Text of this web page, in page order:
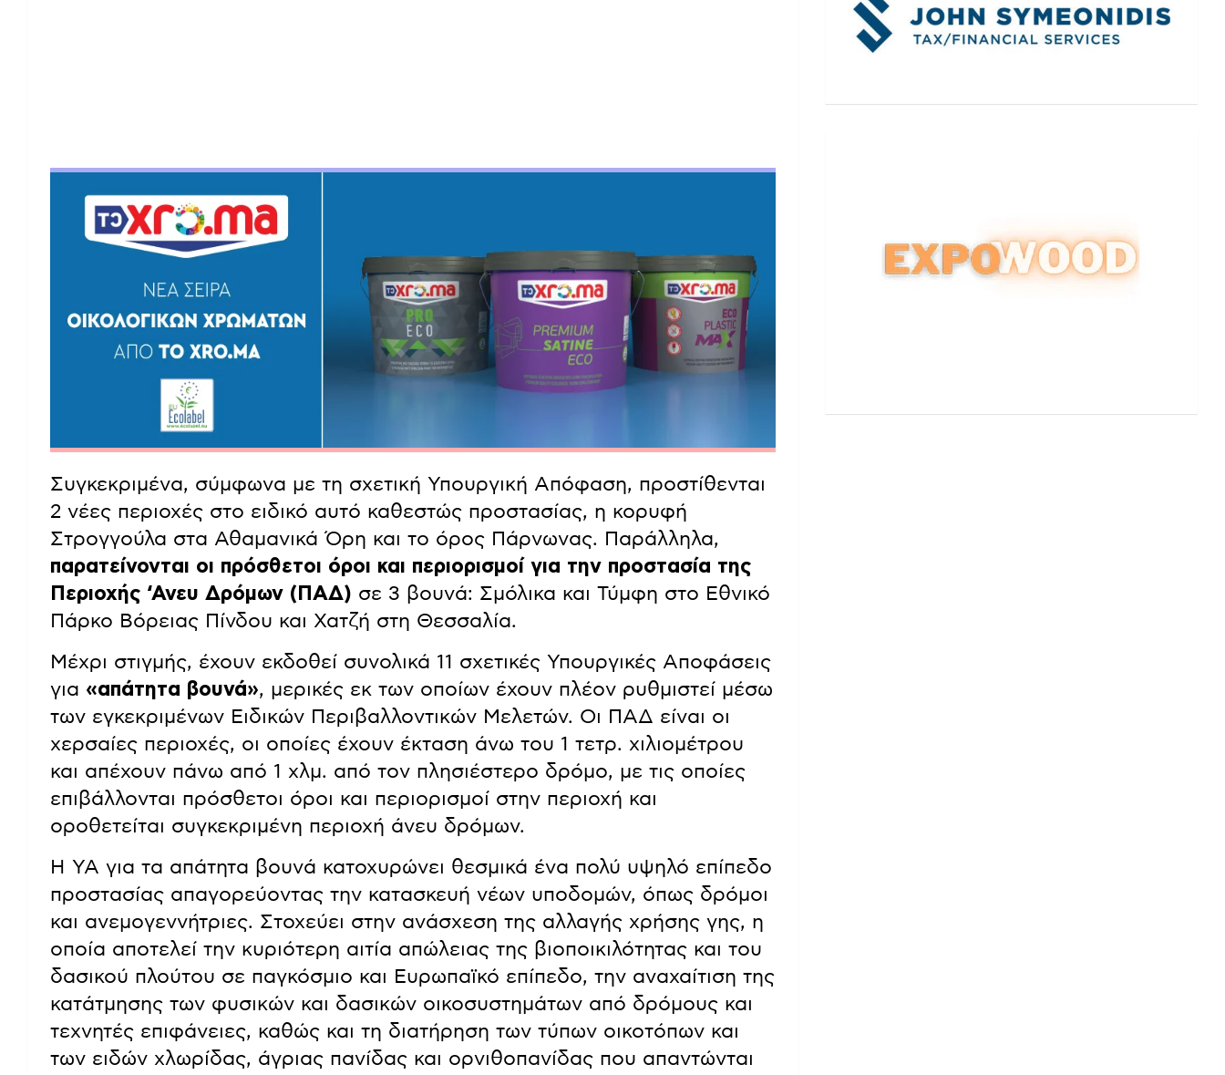
Συγκεκριμένα, σύμφωνα με τη σχετική Υπουργική Απόφαση, προστίθενται
2 νέες περιοχές στο ειδικό αυτό καθεστώς προστασίας, η κορυφή
Στρογγούλα στα Αθαμανικά Όρη και το όρος Πάρνωνας. Παράλληλα,
παρατείνονται οι πρόσθετοι όροι και περιορισμοί για την προστασία της
Περιοχής ‘Ανευ Δρόμων (ΠΑΔ) σε 3 βουνά: Σμόλικα και Τύμφη στο Εθνικό
Πάρκο Βόρειας Πίνδου και Χατζή στη Θεσσαλία.
Μέχρι στιγμής, έχουν εκδοθεί συνολικά 11 σχετικές Υπουργικές Αποφάσεις
για «απάτητα βουνά», μερικές εκ των οποίων έχουν πλέον ρυθμιστεί μέσω
των εγκεκριμένων Ειδικών Περιβαλλοντικών Μελετών. Οι ΠΑΔ είναι οι
χερσαίες περιοχές, οι οποίες έχουν έκταση άνω του 1 τετρ. χιλιομέτρου
και απέχουν πάνω από 1 χλμ. από τον πλησιέστερο δρόμο, με τις οποίες
επιβάλλονται πρόσθετοι όροι και περιορισμοί στην περιοχή και
οροθετείται συγκεκριμένη περιοχή άνευ δρόμων.
Η ΥΑ για τα απάτητα βουνά κατοχυρώνει θεσμικά ένα πολύ υψηλό επίπεδο
προστασίας απαγορεύοντας την κατασκευή νέων υποδομών, όπως δρόμοι
και ανεμογεννήτριες. Στοχεύει στην ανάσχεση της αλλαγής χρήσης γης, η
οποία αποτελεί την κυριότερη αιτία απώλειας της βιοποικιλότητας και του
δασικού πλούτου σε παγκόσμιο και Ευρωπαϊκό επίπεδο, την αναχαίτιση της
κατάτμησης των φυσικών και δασικών οικοσυστημάτων από δρόμους και
τεχνητές επιφάνειες, καθώς και τη διατήρηση των τύπων οικοτόπων και
των ειδών χλωρίδας, άγριας πανίδας και ορνιθοπανίδας που απαντώνται